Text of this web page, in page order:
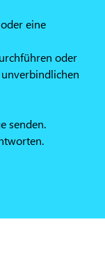
eine
oder
senden.